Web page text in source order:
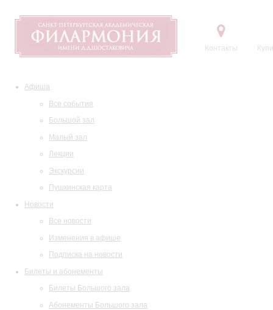
Контакты
Афиша
Все события
Большой зал
Малый зал
Лекции
Экскурсии
Пушкинская карта
Новости
Все новости
Изменения в афише
Подписка на новости
Билеты и абонементы
Билеты Большого зала
Абонементы Большого зала